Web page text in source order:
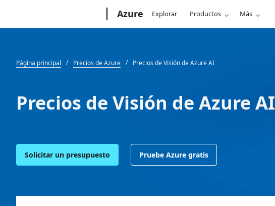
Azure Explorar Productos Más
Página principal Precios de Azure Precios de Visión de Azure AI
Precios de Visión de Azure AI
Solicitar un presupuesto Pruebe Azure gratis